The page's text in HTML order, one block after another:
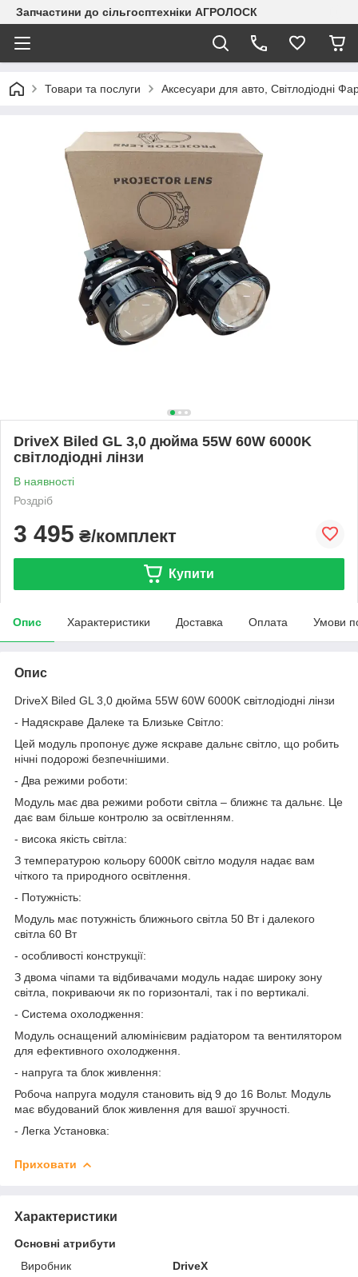
Запчастини до сільгосптехніки АГРОЛОСК
Товари та послуги Аксесуари для авто, Світлодіодні
DriveX Biled GL 3,0 дюйма 55W 60W 6000K
світлодіодні лінзи
В наявності
Роздріб
3 495 ₴/комплект
Купити
Опис Характеристики Доставка Оплата Умови
Опис
DriveX Biled GL 3,0 дюйма 55W 60W 6000K світлодіодні лінзи
- Надяскраве Далеке та Близьке Світло:
Цей модуль пропонує дуже яскраве дальнє світло, що робить
нічні подорожі безпечнішими.
- Два режими роботи:
Модуль має два режими роботи світла – ближнє та дальнє. Це
дає вам більше контролю за освітленням.
- висока якість світла:
З температурою кольору 6000К світло модуля надає вам
чіткого та природного освітлення.
- Потужність:
Модуль має потужність ближнього світла 50 Вт і далекого
світла 60 Вт
- особливості конструкції:
З двома чіпами та відбивачами модуль надає широку зону
світла, покриваючи як по горизонталі, так і по вертикалі.
- Система охолодження:
Модуль оснащений алюмінієвим радіатором та вентилятором
для ефективного охолодження.
- напруга та блок живлення:
Робоча напруга модуля становить від 9 до 16 Вольт. Модуль
має вбудований блок живлення для вашої зручності.
- Легка Установка:
Приховати
Характеристики
Основні атрибути
Виробник
DriveX